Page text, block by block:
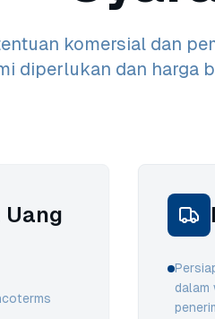
komersial dan
diperlukan dan harga
Uang
dalam